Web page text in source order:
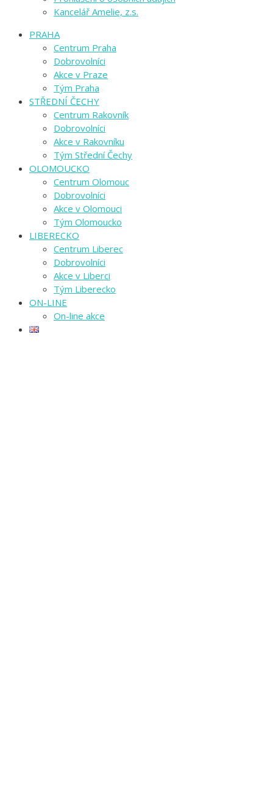
Kancelář Amelie, z.s.
PRAHA
Centrum Praha
Dobrovolníci
Akce v Praze
Tým Praha
STŘEDNÍ ČECHY
Centrum Rakovník
Dobrovolníci
Akce v Rakovníku
Tým Střední Čechy
OLOMOUCKO
Centrum Olomouc
Dobrovolníci
Akce v Olomouci
Tým Olomoucko
LIBERECKO
Centrum Liberec
Dobrovolníci
Akce v Liberci
Tým Liberecko
ON-LINE
On-line akce